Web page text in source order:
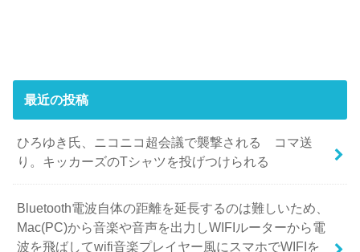
最近の投稿
ひろゆき氏、ニコニコ超会議で襲撃される コマ送
り。キッカーズのTシャツを投げつけられる
Bluetooth電波自体の距離を延長するのは難しいため、
Mac(PC)から音楽や音声を出力しWIFIルーターから電
波を飛ばしてwifi音楽プレイヤー風にスマホでWIFIを